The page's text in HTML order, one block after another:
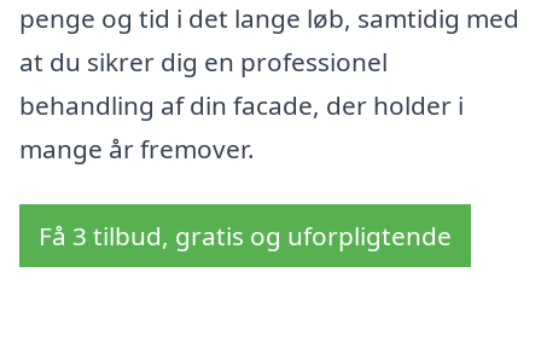
penge og tid i det lange løb, samtidig med
at du sikrer dig en professionel
behandling af din facade, der holder i
mange år fremover.
Få 3 tilbud, gratis og uforpligtende